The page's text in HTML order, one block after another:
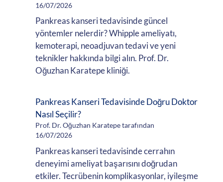
16/07/2026
Pankreas kanseri tedavisinde güncel
yöntemler nelerdir? Whipple ameliyatı,
kemoterapi, neoadjuvan tedavi ve yeni
teknikler hakkında bilgi alın. Prof. Dr.
Oğuzhan Karatepe kliniği.
Pankreas Kanseri Tedavisinde Doğru Doktor
Nasıl Seçilir?
Prof. Dr. Oğuzhan Karatepe tarafından
16/07/2026
Pankreas kanseri tedavisinde cerrahın
deneyimi ameliyat başarısını doğrudan
etkiler. Tecrübenin komplikasyonlar, iyileşme